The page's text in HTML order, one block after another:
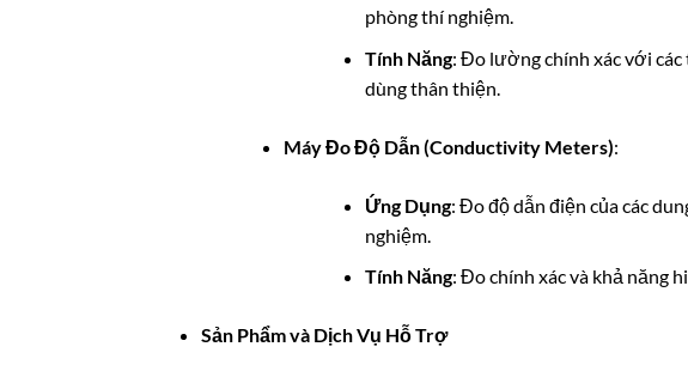
phòng thí nghiệm.
Tính Năng: Đo lường chính xác với
dùng thân thiện.
Máy Đo Độ Dẫn (Conductivity Meters):
Ứng Dụng: Đo độ dẫn điện của các
nghiệm.
Tính Năng: Đo chính xác và khả năng
Sản Phẩm và Dịch Vụ Hỗ Trợ